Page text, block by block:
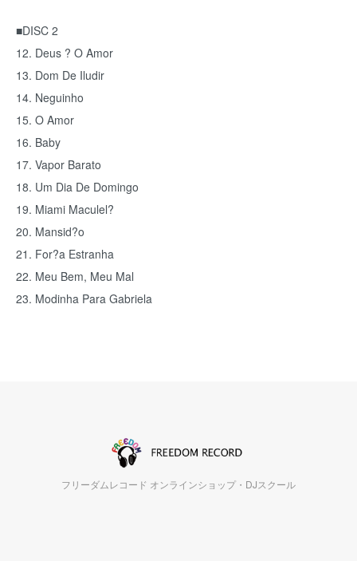
■DISC 2
12. Deus ? O Amor
13. Dom De Iludir
14. Neguinho
15. O Amor
16. Baby
17. Vapor Barato
18. Um Dia De Domingo
19. Miami Maculel?
20. Mansid?o
21. For?a Estranha
22. Meu Bem, Meu Mal
23. Modinha Para Gabriela
フリーダムレコード オンラインショップ・DJスクール